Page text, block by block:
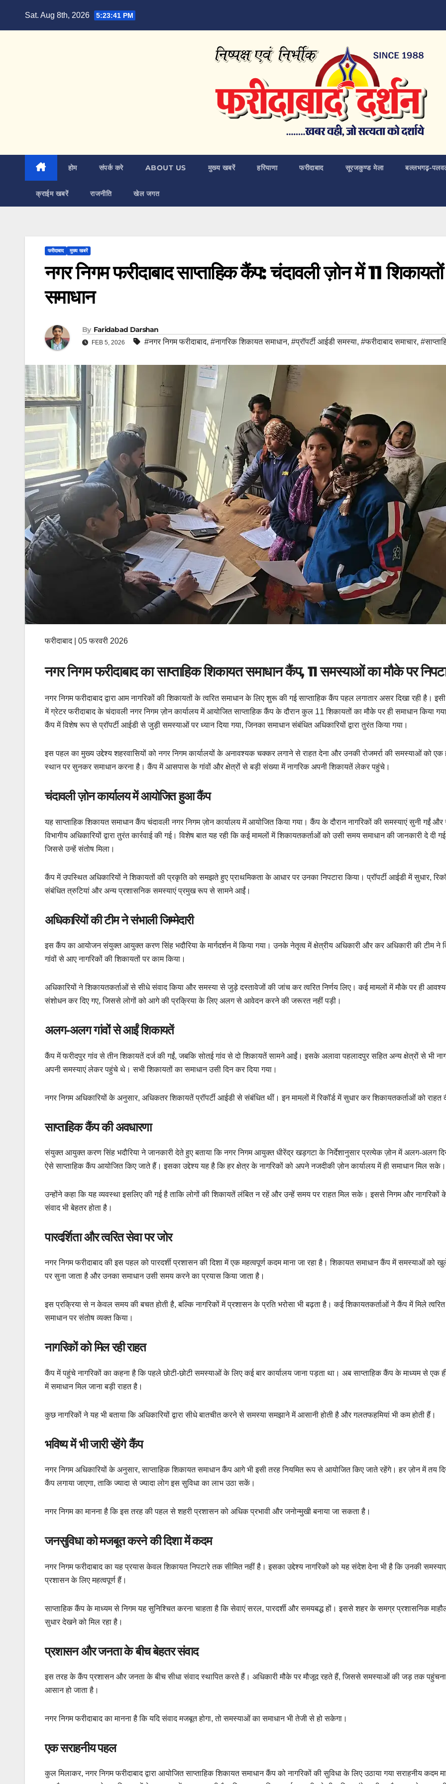
Sat. Aug 8th, 2026 5:23:42 PM
होम संपर्क करे ABOUT US मुख्य खबरें हरियाणा फरीदाबाद सूरजकुण्ड मेला बल्लभगढ़़-
क्राईम खबरें राजनीति खेल जगत
फरीदाबाद मुख्य खबरें
नगर निगम फरीदाबाद साप्ताहिक कैंप: चंदावली ज़ोन में 11
समाधान
By Faridabad Darshan
FEB 5, 2026 #नगर निगम फरीदाबाद, #नागरिक शिकायत समाधान, #प्रॉपर्टी आईडी समस्या, #फरीदाबाद समाचार,
फरीदाबाद | 05 फरवरी 2026
नगर निगम फरीदाबाद का साप्ताहिक शिकायत समाधान कैंप, 11 समस्याओं का मौके पर
नगर निगम फरीदाबाद द्वारा आम नागरिकों की शिकायतों के त्वरित समाधान के लिए शुरू की गई साप्ताहिक कैंप पहल लगातार असर दिखा रही है।
में ग्रेटर फरीदाबाद के चंदावली नगर निगम ज़ोन कार्यालय में आयोजित साप्ताहिक कैंप के दौरान कुल 11 शिकायतों का मौके पर ही समाधान किया
कैंप में विशेष रूप से प्रॉपर्टी आईडी से जुड़ी समस्याओं पर ध्यान दिया गया, जिनका समाधान संबंधित अधिकारियों द्वारा तुरंत किया गया।
इस पहल का मुख्य उद्देश्य शहरवासियों को नगर निगम कार्यालयों के अनावश्यक चक्कर लगाने से राहत देना और उनकी रोजमर्रा की समस्याओं को एक
स्थान पर सुनकर समाधान करना है। कैंप में आसपास के गांवों और क्षेत्रों से बड़ी संख्या में नागरिक अपनी शिकायतें लेकर पहुंचे।
चंदावली ज़ोन कार्यालय में आयोजित हुआ कैंप
यह साप्ताहिक शिकायत समाधान कैंप चंदावली नगर निगम ज़ोन कार्यालय में आयोजित किया गया। कैंप के दौरान नागरिकों की समस्याएं सुनी गईं और
विभागीय अधिकारियों द्वारा तुरंत कार्रवाई की गई। विशेष बात यह रही कि कई मामलों में शिकायतकर्ताओं को उसी समय समाधान की जानकारी दे दी
जिससे उन्हें संतोष मिला।
कैंप में उपस्थित अधिकारियों ने शिकायतों की प्रकृति को समझते हुए प्राथमिकता के आधार पर उनका निपटारा किया। प्रॉपर्टी आईडी में सुधार,
संबंधित त्रुटियां और अन्य प्रशासनिक समस्याएं प्रमुख रूप से सामने आईं।
अधिकारियों की टीम ने संभाली जिम्मेदारी
इस कैंप का आयोजन संयुक्त आयुक्तकरण सिंह भदौरियाके मार्गदर्शन में किया गया। उनके नेतृत्व में क्षेत्रीय अधिकारी और कर अधिकारी की टीम ने
गांवों से आए नागरिकों की शिकायतों पर काम किया।
अधिकारियों ने शिकायतकर्ताओं से सीधे संवाद किया और समस्या से जुड़े दस्तावेजों की जांच कर त्वरित निर्णय लिए। कई मामलों में मौके पर ही
संशोधन कर दिए गए, जिससे लोगों को आगे की प्रक्रिया के लिए अलग से आवेदन करने की जरूरत नहीं पड़ी।
अलग-अलग गांवों से आईं शिकायतें
कैंप में फरीदपुर गांव से तीन शिकायतें दर्ज की गईं, जबकि सोतई गांव से दो शिकायतें सामने आईं। इसके अलावा पहलादपुर सहित अन्य क्षेत्रों से भी
अपनी समस्याएं लेकर पहुंचे थे। सभी शिकायतों का समाधान उसी दिन कर दिया गया।
नगर निगम अधिकारियों के अनुसार, अधिकतर शिकायतें प्रॉपर्टी आईडी से संबंधित थीं। इन मामलों में रिकॉर्ड में सुधार कर शिकायतकर्ताओं को राहत
साप्ताहिक कैंप की अवधारणा
संयुक्त आयुक्त करण सिंह भदौरिया ने जानकारी देते हुए बताया कि नगर निगम आयुक्तधीरेंद्र खड़गटाके निर्देशानुसार प्रत्येक ज़ोन में अलग-अलग
ऐसे साप्ताहिक कैंप आयोजित किए जाते हैं। इसका उद्देश्य यह है कि हर क्षेत्र के नागरिकों को अपने नजदीकी ज़ोन कार्यालय में ही समाधान मिल सके।
उन्होंने कहा कि यह व्यवस्था इसलिए की गई है ताकि लोगों की शिकायतें लंबित न रहें और उन्हें समय पर राहत मिल सके। इससे निगम और नागरिकों
संवाद भी बेहतर होता है।
पारदर्शिता और त्वरित सेवा पर जोर
नगर निगम फरीदाबाद की इस पहल को पारदर्शी प्रशासन की दिशा में एक महत्वपूर्ण कदम माना जा रहा है। शिकायत समाधान कैंप में समस्याओं को
पर सुना जाता है और उनका समाधान उसी समय करने का प्रयास किया जाता है।
इस प्रक्रिया से न केवल समय की बचत होती है, बल्कि नागरिकों में प्रशासन के प्रति भरोसा भी बढ़ता है। कई शिकायतकर्ताओं ने कैंप में मिले त्वरित
समाधान पर संतोष व्यक्त किया।
नागरिकों को मिल रही राहत
कैंप में पहुंचे नागरिकों का कहना है कि पहले छोटी-छोटी समस्याओं के लिए कई बार कार्यालय जाना पड़ता था। अब साप्ताहिक कैंप के माध्यम से एक
में समाधान मिल जाना बड़ी राहत है।
कुछ नागरिकों ने यह भी बताया कि अधिकारियों द्वारा सीधे बातचीत करने से समस्या समझाने में आसानी होती है और गलतफहमियां भी कम होती हैं।
भविष्य में भी जारी रहेंगे कैंप
नगर निगम अधिकारियों के अनुसार, साप्ताहिक शिकायत समाधान कैंप आगे भी इसी तरह नियमित रूप से आयोजित किए जाते रहेंगे। हर ज़ोन में तय
कैंप लगाया जाएगा, ताकि ज्यादा से ज्यादा लोग इस सुविधा का लाभ उठा सकें।
नगर निगम का मानना है कि इस तरह की पहल से शहरी प्रशासन को अधिक प्रभावी और जनोन्मुखी बनाया जा सकता है।
जनसुविधा को मजबूत करने की दिशा में कदम
नगर निगम फरीदाबाद का यह प्रयास केवल शिकायत निपटारे तक सीमित नहीं है। इसका उद्देश्य नागरिकों को यह संदेश देना भी है कि उनकी
प्रशासन के लिए महत्वपूर्ण हैं।
साप्ताहिक कैंप के माध्यम से निगम यह सुनिश्चित करना चाहता है कि सेवाएं सरल, पारदर्शी और समयबद्ध हों। इससे शहर के समग्र प्रशासनिक
सुधार देखने को मिल रहा है।
प्रशासन और जनता के बीच बेहतर संवाद
इस तरह के कैंप प्रशासन और जनता के बीच सीधा संवाद स्थापित करते हैं। अधिकारी मौके पर मौजूद रहते हैं, जिससे समस्याओं की जड़ तक पहुंचना
आसान हो जाता है।
नगर निगम फरीदाबाद का मानना है कि यदि संवाद मजबूत होगा, तो समस्याओं का समाधान भी तेजी से हो सकेगा।
एक सराहनीय पहल
कुल मिलाकर, नगर निगम फरीदाबाद द्वारा आयोजित साप्ताहिक शिकायत समाधान कैंप को नागरिकों की सुविधा के लिए उठाया गया सराहनीय कदम